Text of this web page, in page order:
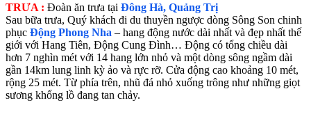
TRƯA : Đoàn ăn trưa tại Đông Hà, Quảng Trị
Sau bữa trưa, Quý khách đi du thuyền ngược dòng Sông Son chinh
phục Động Phong Nha – hang động nước dài nhất và đẹp nhất thế
giới với Hang Tiên, Động Cung Đình… Động có tổng chiều dài
hơn 7 nghìn mét với 14 hang lớn nhỏ và một dòng sông ngầm dài
gần 14km lung linh kỳ ảo và rực rỡ. Cửa động cao khoảng 10 mét,
rộng 25 mét. Từ phía trên, nhũ đá nhỏ xuống trông như những giọt
sương khổng lồ đang tan chảy.